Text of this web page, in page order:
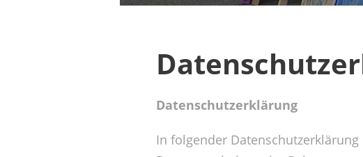
Datenschutzerklärung
In folgender